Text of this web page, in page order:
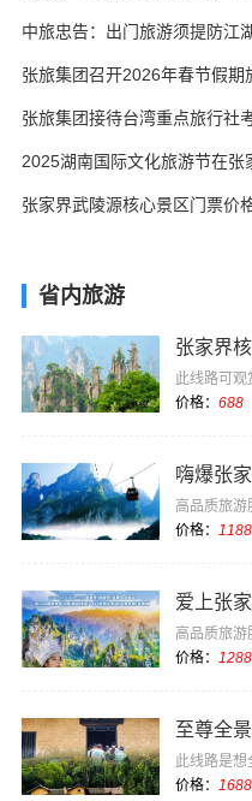
中旅忠告：出门旅游须提防江
张旅集团接待台湾重点旅行社
2025湖南国际文化旅游节在张
张家界武陵源核心景区门票价
省内旅游
张家界
此线路可观
电影《阿凡
价格： 688
嗨爆张
高品质旅
低价坑团
价格： 1188
爱上张
高品质旅
低价坑团
价格： 1288
至尊全
此线路是
选，长沙开
价格： 1688